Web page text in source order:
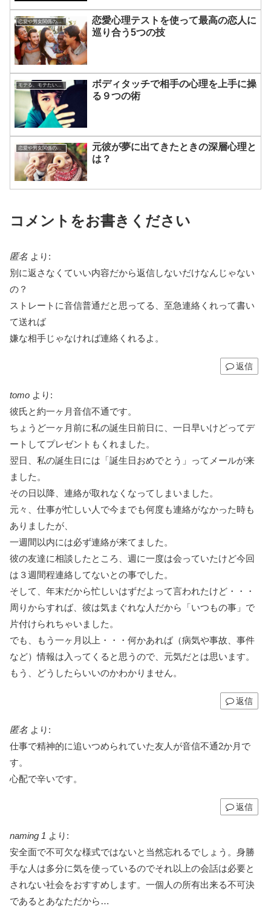
恋愛や男女関係の悩み
恋愛心理テストを使って最高の恋人に
巡り合う5つの技
モテる、モテたい、今すぐ役立つ恋愛心理学
ボディタッチで相手の心理を上手に操
る９つの術
恋愛や男女関係の悩み
元彼が夢に出てきたときの深層心理と
は？
コメントをお書きください
匿名 より:
別に返さなくていい内容だから返信しないだけなんじゃない
の？
ストレートに音信普通だと思ってる、至急連絡くれって書い
て送れば
嫌な相手じゃなければ連絡くれるよ。
返信
tomo より:
彼氏と約一ヶ月音信不通です。
ちょうど一ヶ月前に私の誕生日前日に、一日早いけどってデ
ートしてプレゼントもくれました。
翌日、私の誕生日には「誕生日おめでとう」ってメールが来
ました。
その日以降、連絡が取れなくなってしまいました。
元々、仕事が忙しい人で今までも何度も連絡がなかった時も
ありましたが、
一週間以内には必ず連絡が来てました。
彼の友達に相談したところ、週に一度は会っていたけど今回
は３週間程連絡してないとの事でした。
そして、年末だから忙しいはずだよって言われたけど・・・
周りからすれば、彼は気まぐれな人だから「いつもの事」で
片付けられちゃいました。
でも、もう一ヶ月以上・・・何かあれば（病気や事故、事件
など）情報は入ってくると思うので、元気だとは思います。
もう、どうしたらいいのかわかりません。
返信
匿名 より:
仕事で精神的に追いつめられていた友人が音信不通2か月で
す。
心配で辛いです。
返信
naming 1 より:
安全面で不可欠な様式ではないと当然忘れるでしょう。身勝
手な人は多分に気を使っているのでそれ以上の会話は必要と
されない社会をおすすめします。一個人の所有出来る不可決
であるとあなただから…